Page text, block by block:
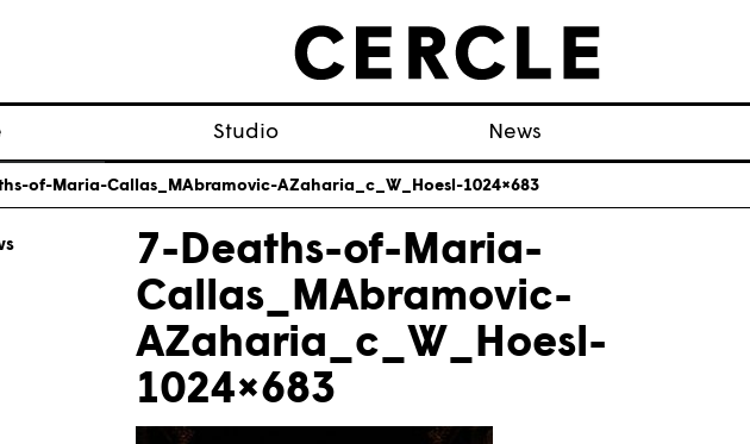
Studio News
of-Maria-Callas_MAbramovic-AZaharia_c_W_Hoesl-1024×683
7-Deaths-of-Maria-
Callas_MAbramovic-
AZaharia_c_W_Hoesl-
1024×683